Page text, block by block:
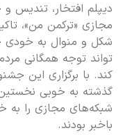
دیپلم افتخار، تندیس
مجازی «ترکمن من»،
شکل و منوال به خودی
تواند توجه همگانی
کند. با برگزاری این
گذشته به خوبی نخستین
شبکه‌های مجازی را به
باخبر بودند.